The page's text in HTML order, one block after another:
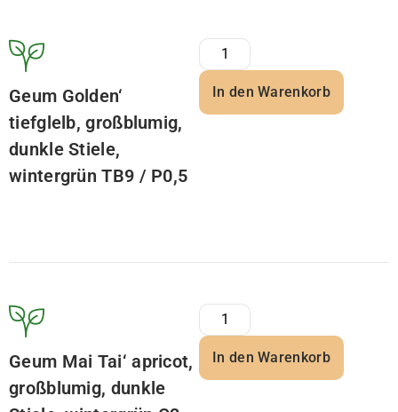
Geum Golden‘
tiefglelb, großblumig,
dunkle Stiele,
wintergrün TB9 / P0,5
In den Warenkorb
Geum Mai Tai‘ apricot,
großblumig, dunkle
In den Warenkorb